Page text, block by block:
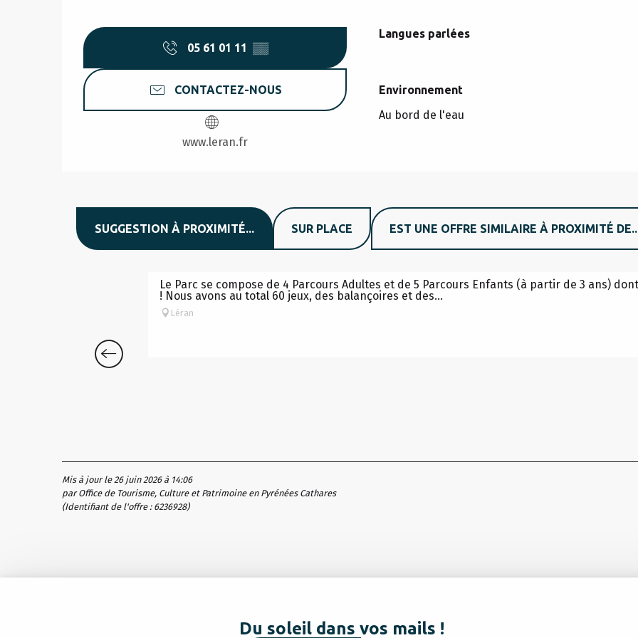
05 61 01 11 ▒▒
CONTACTEZ-NOUS
www.leran.fr
Langues parlées
Langues parlées
Environnement
Environnement
Au bord de l'eau
SUGGESTION À PROXIMITÉ... SUR PLACE EST UNE OFFRE SIMILAIRE À PROXIMITÉ
12€
APPY PARC - PARC ACCROBRANCHE
Le Parc se compose de 4 Parcours Adultes et de 5 Parcours Enfants (à partir de 3 ans)
! Nous avons au total 60 jeux, des balançoires et des...
Léran
Mis à jour le 26 juin 2026 à 14:06
par Office de Tourisme, Culture et Patrimoine en Pyrénées Cathares
(Identifiant de l'offre : 6236928)
Du soleil dans vos mails !